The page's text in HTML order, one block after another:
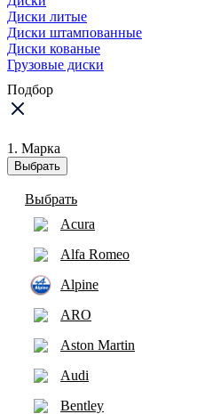
Диски литые
Диски штампованные
Диски кованые
Грузовые диски
Подбор
1. Марка
Выбрать
Выбрать
Acura
Alfa Romeo
Alpine
ARO
Aston Martin
Audi
Bentley